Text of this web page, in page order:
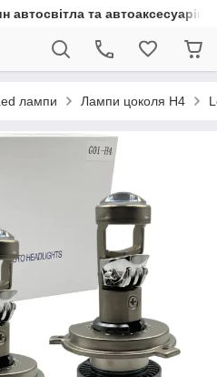
та автоаксесуарів
лампи Лампи цоколя H4